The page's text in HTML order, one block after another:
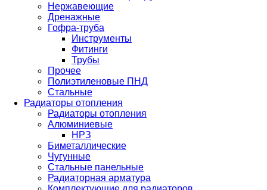
Нержавеющие
Дренажные
Гофра-труба
Инструменты
Фитинги
Трубы
Прочее
Полиэтиленовые ПНД
Стальные
Радиаторы отопления
Радиаторы отопления
Алюминиевые
НРЗ
Биметаллические
Чугунные
Стальные панельные
Радиаторная арматура